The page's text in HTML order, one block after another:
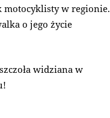
motocyklisty w regionie.
o jego życie
widziana w